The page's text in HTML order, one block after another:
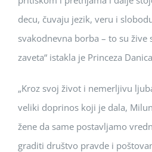
decu, čuvaju jezik, veru i
svakodnevna borba – to su
zaveta“ istakla je Princeza
„Kroz svoj život i nemerljivu
veliki doprinos koji je dala,
žene da same postavljamo
graditi društvo pravde i